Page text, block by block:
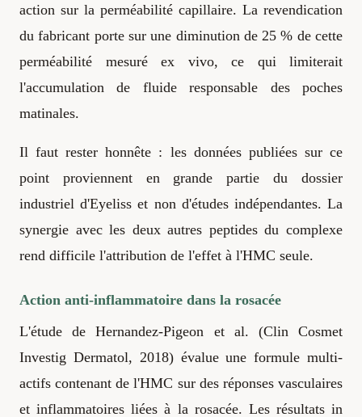
action sur la perméabilité capillaire. La revendication
du fabricant porte sur une diminution de 25 % de cette
perméabilité mesuré ex vivo, ce qui limiterait
l'accumulation de fluide responsable des poches
matinales.
Il faut rester honnête : les données publiées sur ce
point proviennent en grande partie du dossier
industriel d'Eyeliss et non d'études indépendantes. La
synergie avec les deux autres peptides du complexe
rend difficile l'attribution de l'effet à l'HMC seule.
Action anti-inflammatoire dans la rosacée
L'étude de Hernandez-Pigeon et al. (Clin Cosmet
Investig Dermatol, 2018) évalue une formule multi-
actifs contenant de l'HMC sur des réponses vasculaires
et inflammatoires liées à la rosacée. Les résultats in